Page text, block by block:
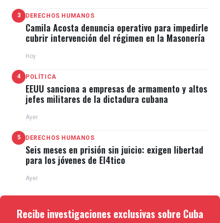
3 DERECHOS HUMANOS
Camila Acosta denuncia operativo para impedirle
cubrir intervención del régimen en la Masonería
Hoy
4 POLÍTICA
EEUU sanciona a empresas de armamento y altos
jefes militares de la dictadura cubana
Ayer
5 DERECHOS HUMANOS
Seis meses en prisión sin juicio: exigen libertad
para los jóvenes de El4tico
Ayer
Recibe investigaciones exclusivas sobre Cuba